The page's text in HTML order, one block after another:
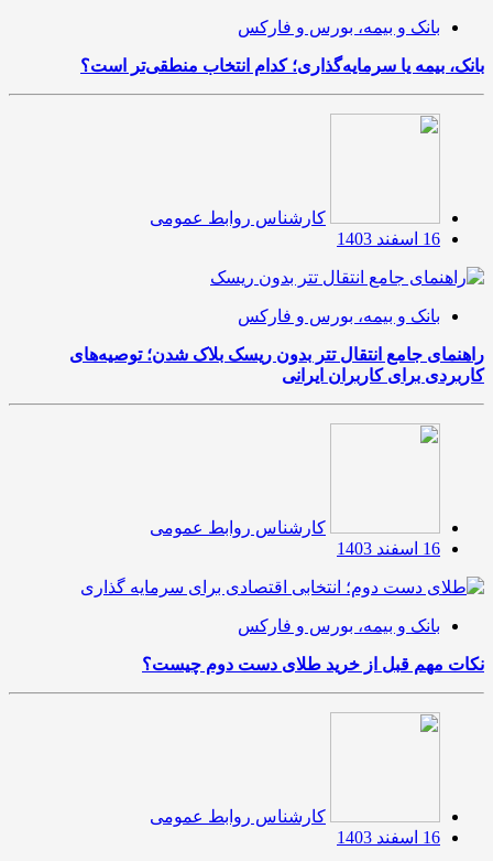
بانک و بیمه، بورس و فارکس
بانک، بیمه یا سرمایه‌گذاری؛ کدام انتخاب منطقی‌تر است؟
کارشناس روابط عمومی
16 اسفند 1403
بانک و بیمه، بورس و فارکس
راهنمای جامع انتقال تتر بدون ریسک بلاک شدن؛ توصیه‌های
کاربردی برای کاربران ایرانی
کارشناس روابط عمومی
16 اسفند 1403
بانک و بیمه، بورس و فارکس
نکات مهم قبل از خرید طلای دست دوم چیست؟
کارشناس روابط عمومی
16 اسفند 1403